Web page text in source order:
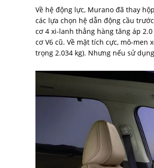
Về hệ động lực, Murano đã thay
các lựa chọn hệ dẫn động cầu
cơ 4 xi-lanh thẳng hàng tăng áp
cơ V6 cũ. Về mặt tích cực, mô-
trọng 2.034 kg). Nhưng nếu sử